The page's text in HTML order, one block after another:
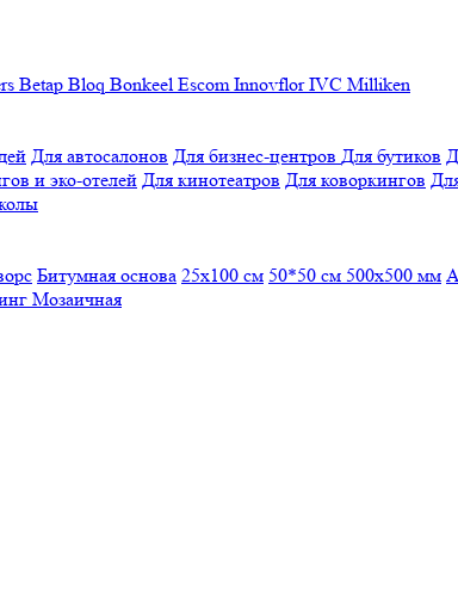
Betap Bloq Bonkeel Escom Innovflor IVC Milliken
Для автосалонов Для бизнес-центров Для бутиков
и эко-отелей Для кинотеатров Для коворкингов
Битумная основа 25x100 см 50*50 см 500х500 мм
Мозаичная